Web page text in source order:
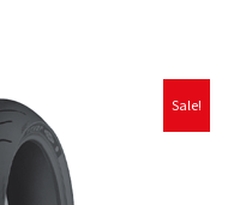
Sale!